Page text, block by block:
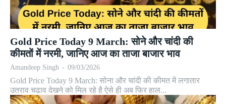
Gold Price Today 9 March: सोने और चांदी की
कीमतों में नरमी, जानिए आज का ताजा बाजार भाव
Amandeep Singh - 09/03/2026
Gold Price Today 9 March: सोना और चांदी की कीमत में लगातार
उतराव चढाव देखने को मिल रहे है ऐसे ही अब फिर हाल...